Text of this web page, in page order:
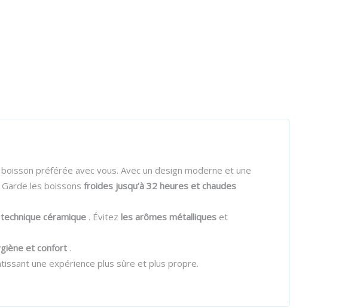
préférée avec vous. Avec un design moderne et une
Garde les boissons froides jusqu’à 32 heures et chaudes
céramique . Évitez les arômes métalliques et
et confort .
une expérience plus sûre et plus propre.